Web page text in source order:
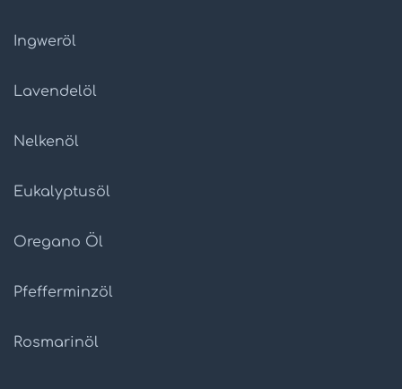
Ingweröl
Lavendelöl
Nelkenöl
Eukalyptusöl
Oregano Öl
Pfefferminzöl
Rosmarinöl